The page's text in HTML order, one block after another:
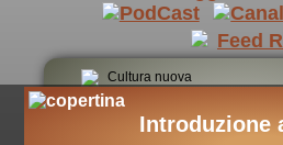
Introduzione
cultura nuova
::